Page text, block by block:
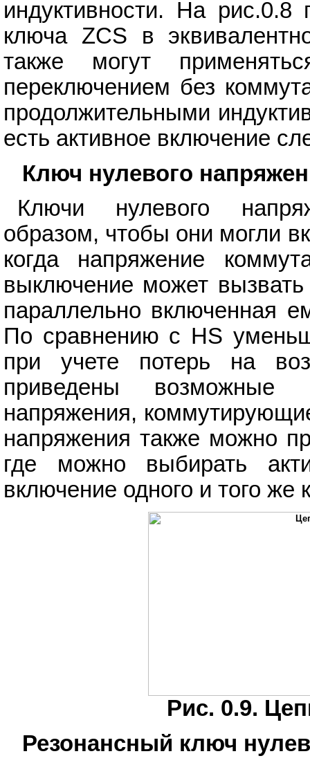
индуктивности. На рис.0.8
ключа ZCS в
также могут
переключением без
продолжительными
есть активное включение
Ключ нулевого
Ключи нулевого
образом, чтобы они могли
когда напряжение
выключение может
параллельно включенная
По сравнению с HS
при учете потерь на
приведены возможные
напряжения,
напряжения также можно
где можно выбирать
включение одного и того же
Рис. 0.9.
Резонансный ключ